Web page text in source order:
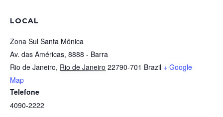
LOCAL
Zona Sul Santa Mônica
Av. das Américas, 8888 - Barra
Rio de Janeiro, Rio de Janeiro 22790-701 Brazil + Google
Map
Telefone
4090-2222